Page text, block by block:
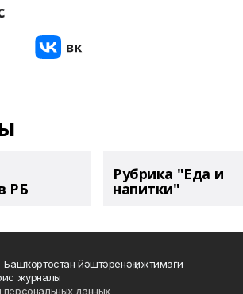
РБ
Рубрика "Еда и
напитки"
йәштәренәң ижтимағи-
журналы
данных